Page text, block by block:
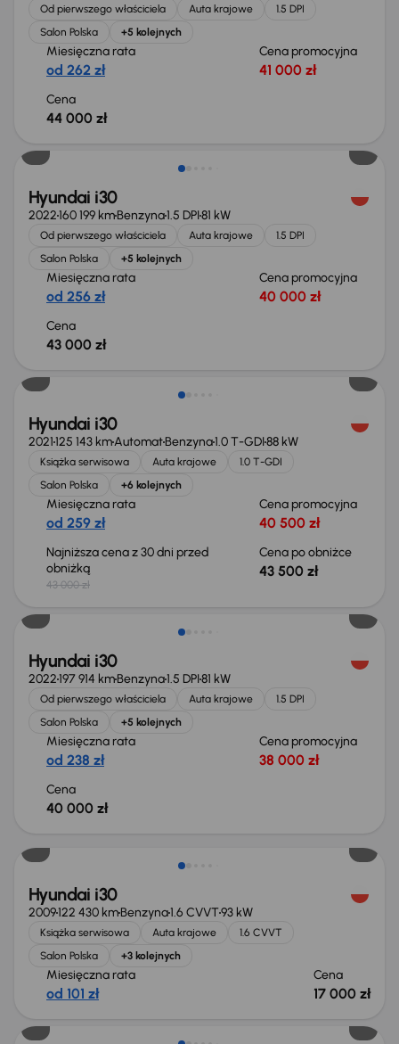
Od pierwszego właściciela Auta krajowe
1.5 DPI
Salon Polska
+5 kolejnych
Miesięczna rata
od 262 zł
Cena promocyjna
41 000 zł
Cena
44 000 zł
Hyundai i30
2022160 199 kmBenzyna1.5 DPI81 kW
Od pierwszego właściciela Auta krajowe
1.5 DPI
Salon Polska
+5 kolejnych
Miesięczna rata
od 256 zł
Cena promocyjna
40 000 zł
Cena
43 000 zł
Hyundai i30
2021125 143 kmAutomatBenzyna1.0 T-GDI88 kW
Książka serwisowa Auta krajowe
1.0 T-GDI
Salon Polska
+6 kolejnych
Miesięczna rata
od 259 zł
Cena promocyjna
40 500 zł
Najniższa cena z 30 dni przed
obniżką
43 000 zł
Cena po obniżce
43 500 zł
Możliwość odliczenia VAT
Hyundai i30
2022197 914 kmBenzyna1.5 DPI81 kW
Od pierwszego właściciela Auta krajowe
1.5 DPI
Salon Polska
+5 kolejnych
Miesięczna rata
od 238 zł
Cena promocyjna
38 000 zł
Cena
40 000 zł
Hyundai i30
2009122 430 kmBenzyna1.6 CVVT93 kW
Książka serwisowa Auta krajowe
1.6 CVVT
Salon Polska
+3 kolejnych
Miesięczna rata
od 101 zł
Cena
17 000 zł
Taniej o 1 000 zł